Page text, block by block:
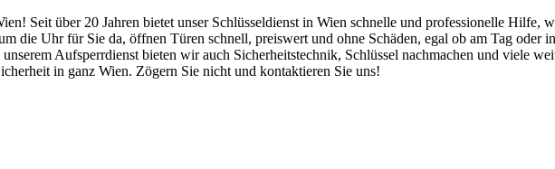
Seit über 20 Jahren bietet unser Schlüsseldienst in Wien schnelle und professionelle Hilfe,
die Uhr für Sie da, öffnen Türen schnell, preiswert und ohne Schäden, egal ob am Tag oder
Aufsperrdienst bieten wir auch Sicherheitstechnik, Schlüssel nachmachen und viele
in ganz Wien. Zögern Sie nicht und kontaktieren Sie uns!